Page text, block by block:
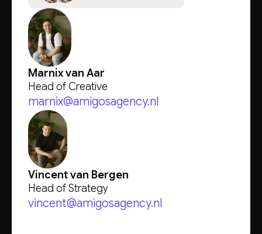
Marnix van Aar
Head of Creative
marnix@amigosagency.nl
Vincent van Bergen
Head of Strategy
vincent@amigosagency.nl